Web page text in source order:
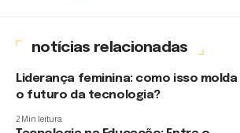
notícias relacionadas
Liderança feminina: como isso molda
o futuro da tecnologia?
2 Min leitura